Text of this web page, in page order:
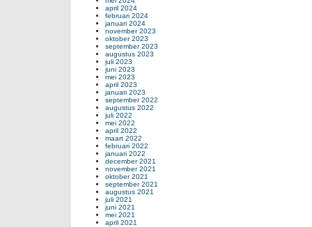
april 2024
februari 2024
januari 2024
november 2023
oktober 2023
september 2023
augustus 2023
juli 2023
juni 2023
mei 2023
april 2023
januari 2023
september 2022
augustus 2022
juli 2022
mei 2022
april 2022
maart 2022
februari 2022
januari 2022
december 2021
november 2021
oktober 2021
september 2021
augustus 2021
juli 2021
juni 2021
mei 2021
april 2021